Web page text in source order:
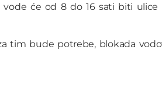
će od 8 do 16 sati biti ulice
tim bude potrebe, blokada